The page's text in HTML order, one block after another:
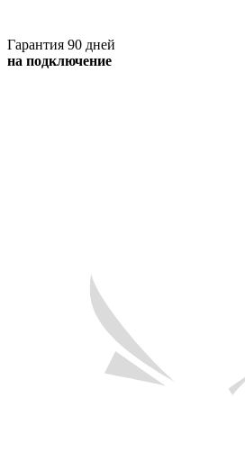
Гарантия 90 дней
на подключение